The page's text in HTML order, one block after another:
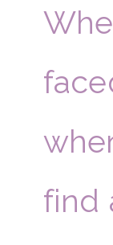
find